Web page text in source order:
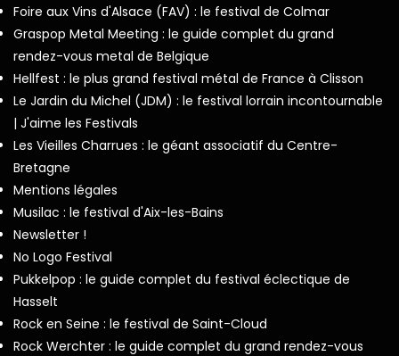
Foire aux Vins d'Alsace (FAV) : le festival de Colmar
Graspop Metal Meeting : le guide complet du grand
rendez-vous metal de Belgique
Hellfest : le plus grand festival métal de France à Clisson
Le Jardin du Michel (JDM) : le festival lorrain incontournable
| J'aime les Festivals
Les Vieilles Charrues : le géant associatif du Centre-
Bretagne
Mentions légales
Musilac : le festival d'Aix-les-Bains
Newsletter !
No Logo Festival
Pukkelpop : le guide complet du festival éclectique de
Hasselt
Rock en Seine : le festival de Saint-Cloud
Rock Werchter : le guide complet du grand rendez-vous